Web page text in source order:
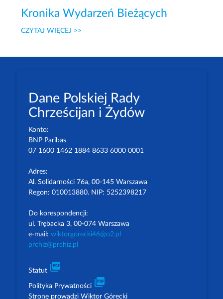
Kronika Wydarzeń Bieżących
CZYTAJ WIĘCEJ >>
Dane Polskiej Rady
Chrześcijan i Żydów
Konto:
BNP Paribas
07 1600 1462 1884 8633 6000 0001
Adres:
Al. Solidarności 76a, 00-145 Warszawa
Regon: 010013880. NIP: 5252398217
Do korespondencji:
ul. Trębacka 3, 00-074 Warszawa
e-mail: wiktorgorecki46@o2.pl
prchiz@prchiz.pl
Statut picture_as_pdf
Polityka Prywatności picture_as_pdf
Stronę prowadzi Wiktor Górecki